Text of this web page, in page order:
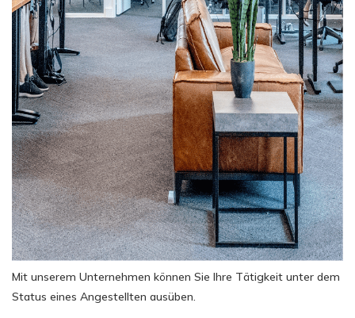
Mit unserem Unternehmen können Sie Ihre Tätigkeit unter dem
Status eines Angestellten ausüben.